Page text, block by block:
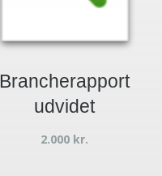
Brancherapport
udvidet
2.000 kr.